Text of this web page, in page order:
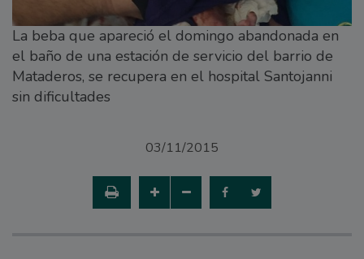
La beba que apareció el domingo abandonada en
el baño de una estación de servicio del barrio de
Mataderos, se recupera en el hospital Santojanni
sin dificultades
03/11/2015